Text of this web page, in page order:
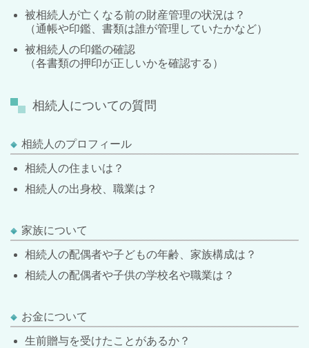
被相続人が亡くなる前の財産管理の状況は？
（通帳や印鑑、書類は誰が管理していたかなど）
被相続人の印鑑の確認
（各書類の押印が正しいかを確認する）
相続人についての質問
相続人のプロフィール
相続人の住まいは？
相続人の出身校、職業は？
家族について
相続人の配偶者や子どもの年齢、家族構成は？
相続人の配偶者や子供の学校名や職業は？
お金について
生前贈与を受けたことがあるか？